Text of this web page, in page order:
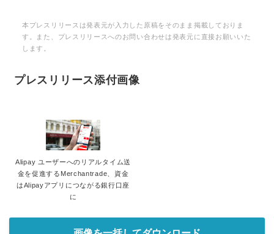
本プレスリリースは発表元が入力した原稿をそのまま掲載しておりま
す。また、プレスリリースへのお問い合わせは発表元に直接お願いいた
します。
プレスリリース添付画像
Alipay ユーザーへのリアルタイム送
金を促進するMerchantrade、資金
はAlipayアプリにつながる銀行口座
に